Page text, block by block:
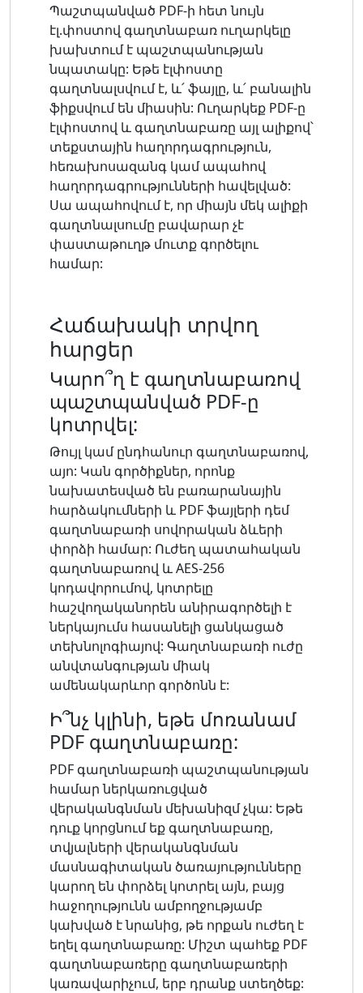
Պաշտպանված PDF-ի հետ նույն
էլ.փոստով գաղտնաբառ ուղարկելը
խախտում է պաշտպանության
նպատակը: Եթե ​​էլփոստը
գաղտնալսվում է, և՛ ֆայլը, և՛ բանալին
ֆիքսվում են միասին: Ուղարկեք PDF-ը
էլփոստով և գաղտնաբառը այլ ալիքով՝
տեքստային հաղորդագրություն,
հեռախոսազանգ կամ ապահով
հաղորդագրությունների հավելված:
Սա ապահովում է, որ միայն մեկ ալիքի
գաղտնալսումը բավարար չէ
փաստաթուղթ մուտք գործելու
համար:
Հաճախակի տրվող
հարցեր
Կարո՞ղ է գաղտնաբառով
պաշտպանված PDF-ը
կոտրվել:
Թույլ կամ ընդհանուր գաղտնաբառով,
այո: Կան գործիքներ, որոնք
նախատեսված են բառարանային
հարձակումների և PDF ֆայլերի դեմ
գաղտնաբառի սովորական ձևերի
փորձի համար: Ուժեղ պատահական
գաղտնաբառով և AES-256
կոդավորումով, կոտրելը
հաշվողականորեն անիրագործելի է
ներկայումս հասանելի ցանկացած
տեխնոլոգիայով: Գաղտնաբառի ուժը
անվտանգության միակ
ամենակարևոր գործոնն է:
Ի՞նչ կլինի, եթե մոռանամ
PDF գաղտնաբառը:
PDF գաղտնաբառի պաշտպանության
համար ներկառուցված
վերականգնման մեխանիզմ չկա: Եթե ​​
դուք կորցնում եք գաղտնաբառը,
տվյալների վերականգնման
մասնագիտական ​​ծառայությունները
կարող են փորձել կոտրել այն, բայց
հաջողությունն ամբողջությամբ
կախված է նրանից, թե որքան ուժեղ է
եղել գաղտնաբառը: Միշտ պահեք PDF
գաղտնաբառերը գաղտնաբառերի
կառավարիչում, երբ դրանք ստեղծեք: